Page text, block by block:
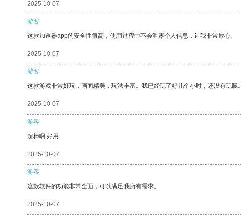
2025-10-07
游客
这款加速器app的安全性很高，使用过程中不会泄露个人信息，让我非常放心。
2025-10-07
游客
这款游戏非常好玩，画面精美，玩法丰富。我已经玩了好几个小时，还没有玩腻。
2025-10-07
游客
超棒啊 好用
2025-10-07
游客
这款软件的功能非常全面，可以满足我所有需求。
2025-10-07